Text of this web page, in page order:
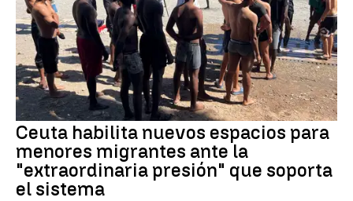
Ceuta habilita nuevos espacios para
menores migrantes ante la
"extraordinaria presión" que soporta
el sistema